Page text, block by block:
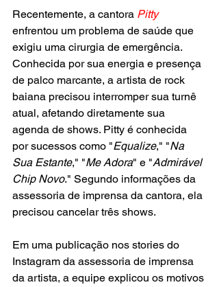
Recentemente, a cantora Pitty
enfrentou um problema de saúde que
exigiu uma cirurgia de emergência.
Conhecida por sua energia e presença
de palco marcante, a artista de rock
baiana precisou interromper sua turnê
atual, afetando diretamente sua
agenda de shows. Pitty é conhecida
por sucessos como "Equalize," "Na
Sua Estante," "Me Adora" e "Admirável
Chip Novo." Segundo informações da
assessoria de imprensa da cantora, ela
precisou cancelar três shows.
Em uma publicação nos stories do
Instagram da assessoria de imprensa
da artista, a equipe explicou os motivos